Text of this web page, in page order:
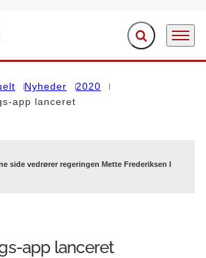
Fold søgefelt ud
Menu
Nyheder
2020
app lanceret
side vedrører regeringen Mette Frederiksen I
app lanceret